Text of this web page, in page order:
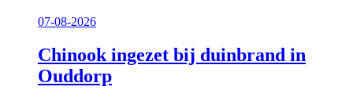
07-08-2026
Chinook ingezet bij duinbrand in
Ouddorp